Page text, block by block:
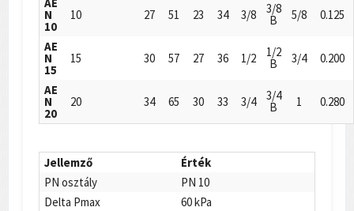
N
10
10 27 51 23 34 3/8 3/8
B 5/8 0.125
AE
N
15
15 30 57 27 36 1/2 1/2
B 3/4 0.200
AE
N
20
20 34 65 30 33 3/4 3/4
B 1 0.280
Jellemző
Érték
PN osztály
PN 10
Delta Pmax
60 kPa